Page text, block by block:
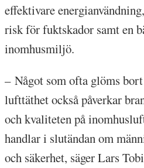
effektivare
risk för fuktskador samt en
inomhusmiljö.
– Något som ofta glöms
lufttäthet också påverkar
och kvaliteten på
handlar i slutändan om
och säkerhet, säger Lars